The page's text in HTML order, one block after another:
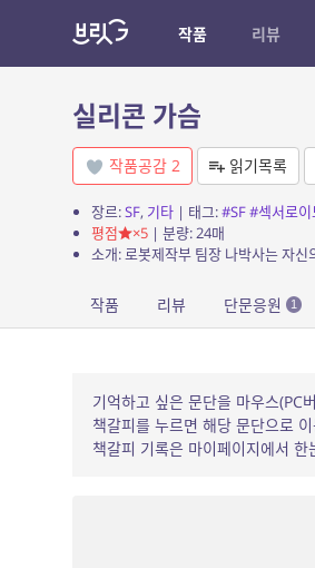
작품 리뷰
실리콘 가슴
작품공감 2 읽기목록
장르:SF, 기타| 태그:#SF#섹서로이
평점
×5| 분량: 24매
작품 리뷰 단문응원 1
기억하고 싶은 문단을 마우스(PC
책갈피를 누르면 해당 문단으로
책갈피 기록은 마이페이지에서